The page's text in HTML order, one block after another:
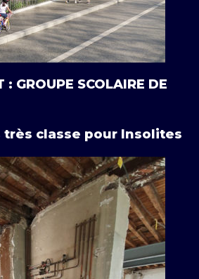
: GROUPE SCOLAIRE DE
classe pour Insolites